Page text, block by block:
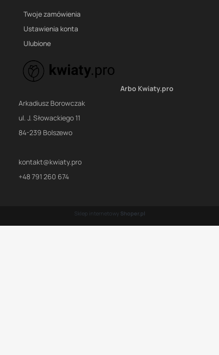
Twoje zamówienia
Ustawienia konta
Ulubione
Arbo Kwiaty.pro
Arkadiusz Borowczak
ul. J. Słowackiego 11
84-239 Bolszewo
kontakt@kwiaty.pro
+48 791 260 674
Sklep internetowy Shoper.pl